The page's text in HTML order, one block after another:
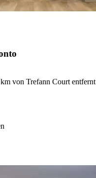
von Trefann Court entfernt